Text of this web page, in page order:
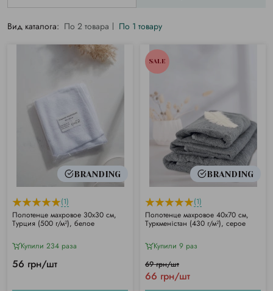
Вид каталога: По 2 товара По 1 товару
BRANDING
(1)
Полотенце махровое 30х30 см,
Турция (500 г/м²), белое
Купили 234 раза
56 грн/шт
SALE
BRANDING
(1)
Полотенце махровое 40х70 см,
Туркменістан (430 г/м²), серое
Купили 9 раз
66 грн/шт
69 грн/шт